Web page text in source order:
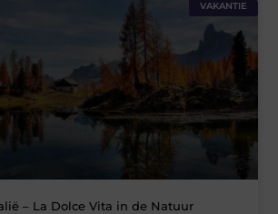
VAKANTIE
– La Dolce Vita in de Natuur